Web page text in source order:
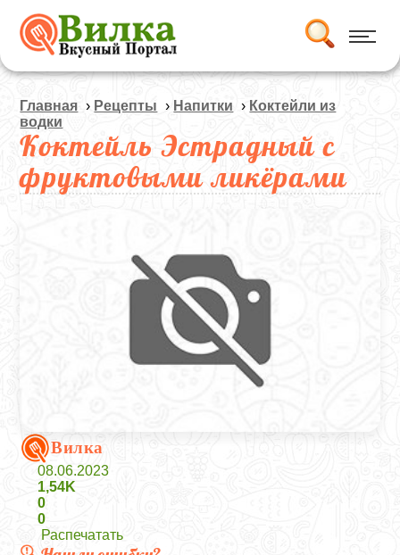
Главная › Рецепты › Напитки › Коктейли из
водки
Коктейль Эстрадный с
фруктовыми ликёрами
Вилка
08.06.2023
1,54K
0
0
Распечатать